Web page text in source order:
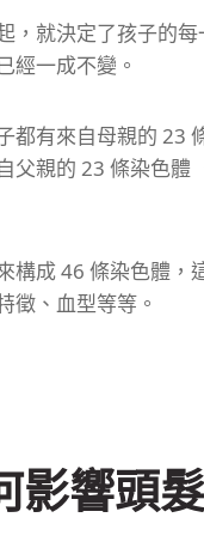
，就決定了孩子的每
經一成不變。
都有來自母親的 23
父親的 23 條染色
構成 46 條染色體，
徵、血型等等。
影響頭